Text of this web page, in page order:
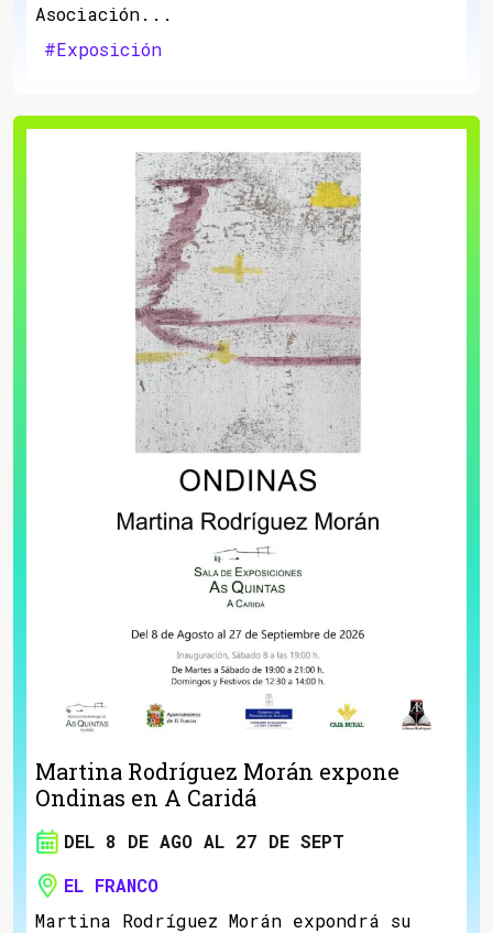
Asociación...
#Exposición
Martina Rodríguez Morán expone
Ondinas en A Caridá
DEL 8 DE AGO AL 27 DE SEPT
EL FRANCO
Martina Rodríguez Morán expondrá su